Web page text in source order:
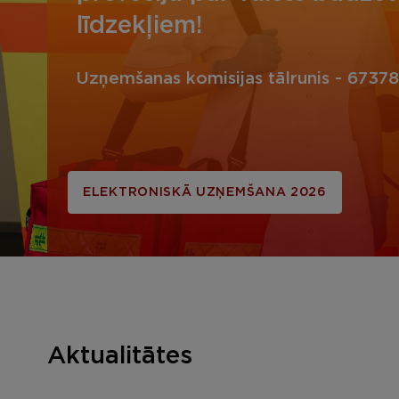
līdzekļiem!
Uzņemšanas komisijas tālrunis -
ELEKTRONISKĀ UZŅEMŠANA 2026
Aktualitātes